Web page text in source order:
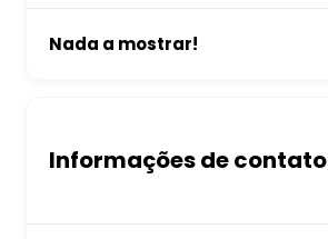
Nada a mostrar!
Informações de contato